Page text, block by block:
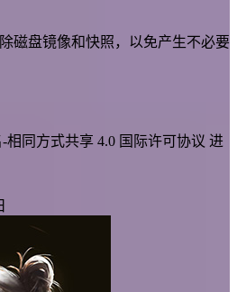
磁盘镜像和快照，以免产生不必要
相同方式共享 4.0 国际许可协议 进